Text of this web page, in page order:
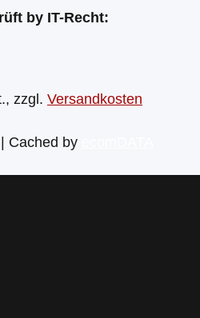
by IT-Recht:
zzgl. Versandkosten
| Cached by